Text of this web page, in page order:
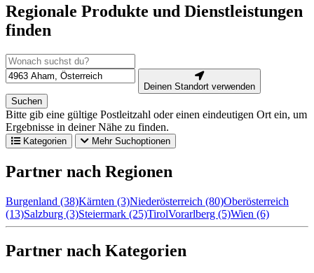
Regionale Produkte und Dienstleistungen
finden
Deinen Standort verwenden
Suchen
Bitte gib eine gültige Postleitzahl oder einen eindeutigen Ort ein, um
Ergebnisse in deiner Nähe zu finden.
Kategorien Mehr Suchoptionen
Partner nach Regionen
Burgenland (38)Kärnten (3)Niederösterreich (80)Oberösterreich
(13)Salzburg (3)Steiermark (25)TirolVorarlberg (5)Wien (6)
Partner nach Kategorien